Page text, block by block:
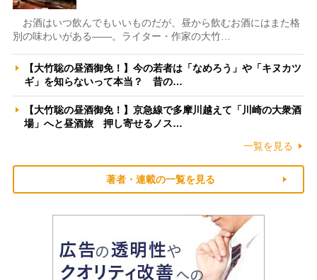
お酒はいつ飲んでもいいものだが、昼から飲むお酒にはまた格
別の味わいがある――。ライター・作家の大竹…
【大竹聡の昼酒御免！】今の若者は「なめろう」や「キヌカツ
ギ」を知らないって本当？ 昔の…
【大竹聡の昼酒御免！】京急線で多摩川越えて「川崎の大衆酒
場」へと昼酒旅 押し寄せるノス…
一覧を見る
著者・連載の一覧を見る